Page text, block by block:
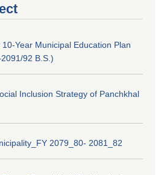
Year Municipal Education Plan
92 B.S.)
Inclusion Strategy of Panchkhal
2079_80- 2081_82